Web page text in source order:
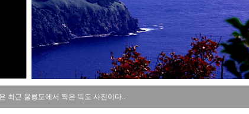
최근 울릉도에서 찍은 독도 사진이다..